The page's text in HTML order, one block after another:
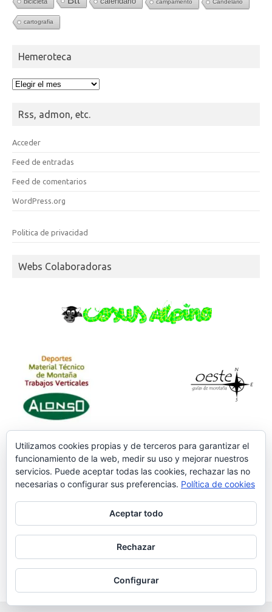
cartografia
Hemeroteca
Hemeroteca
Rss, admon, etc.
Acceder
Feed de entradas
Feed de comentarios
WordPress.org
Politica de privacidad
Webs Colaboradoras
Utilizamos cookies propias y de terceros para garantizar el
funcionamiento de la web, medir su uso y mejorar nuestros
servicios. Puede aceptar todas las cookies, rechazar las no
necesarias o configurar sus preferencias. Política de cookies
Aceptar todo
Rechazar
Configurar